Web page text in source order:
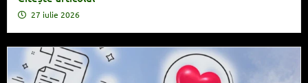
27 iulie 2026